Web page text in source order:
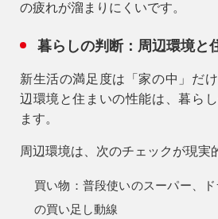
の疲れが溜まりにくいです。
暮らしの判断：周辺環境と
新生活の満足度は「家の中」だ
辺環境と住まいの性能は、暮ら
ます。
周辺環境は、次のチェックが現実
買い物： 普段使いのスーパー、
の買い足し動線